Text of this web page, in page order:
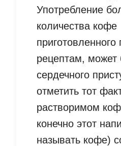
Употребление
количества кофе
приготовленного
рецептам, может
сердечного
отметить тот
растворимом
конечно этот
называть кофе)